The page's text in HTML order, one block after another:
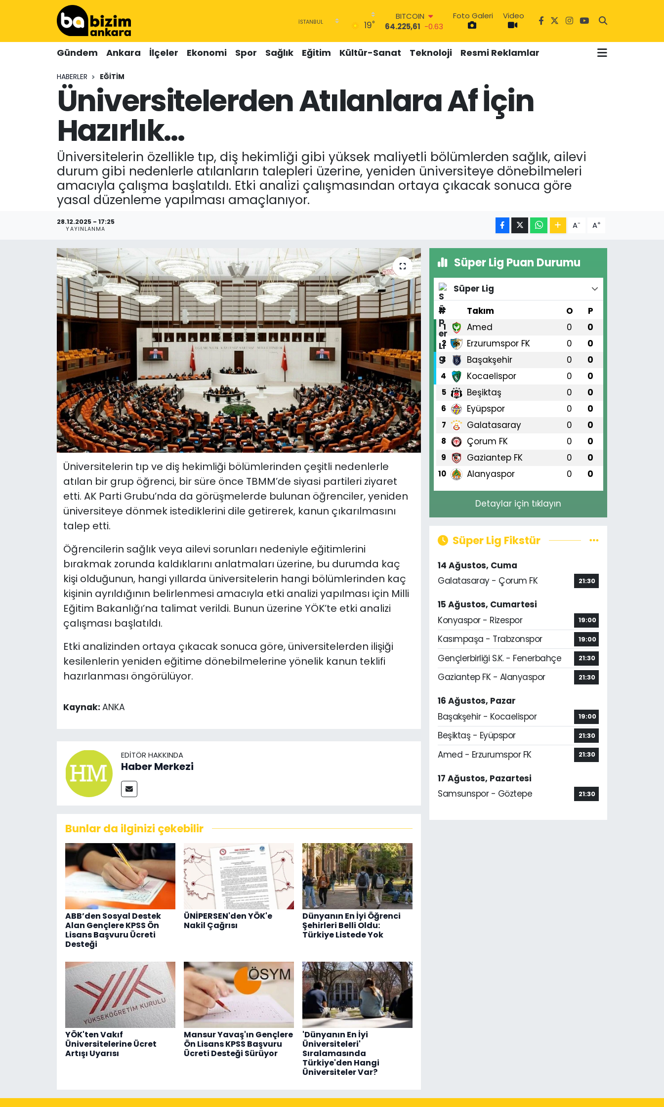
19°
BITCOIN
64.225,61 -0.63
47,7143
EURO
64,2463
GRAM ALTIN
6510.40 0.45
Foto Galeri Video
Gündem Ankara İlçeler Ekonomi Spor Sağlık Eğitim Kültür-Sanat Teknoloji Resmi Reklamlar
HABERLER EĞITIM
Üniversitelerden Atılanlara Af İçin
Hazırlık...
Üniversitelerin özellikle tıp, diş hekimliği gibi yüksek maliyetli bölümlerden sağlık, ailevi
durum gibi nedenlerle atılanların talepleri üzerine, yeniden üniversiteye dönebilmeleri
amacıyla çalışma başlatıldı. Etki analizi çalışmasından ortaya çıkacak sonuca göre
yasal düzenleme yapılması amaçlanıyor.
28.12.2025 - 17:25
YAYINLANMA A- A+
Üniversitelerin tıp ve diş hekimliği bölümlerinden çeşitli nedenlerle
atılan bir grup öğrenci, bir süre önce TBMM’de siyasi partileri ziyaret
etti. AK Parti Grubu’nda da görüşmelerde bulunan öğrenciler, yeniden
üniversiteye dönmek istediklerini dile getirerek, kanun çıkarılmasını
talep etti.
Öğrencilerin sağlık veya ailevi sorunları nedeniyle eğitimlerini
bırakmak zorunda kaldıklarını anlatmaları üzerine, bu durumda kaç
kişi olduğunun, hangi yıllarda üniversitelerin hangi bölümlerinden kaç
kişinin ayrıldığının belirlenmesi amacıyla etki analizi yapılması için Milli
Eğitim Bakanlığı’na talimat verildi. Bunun üzerine YÖK’te etki analizi
çalışması başlatıldı.
Etki analizinden ortaya çıkacak sonuca göre, üniversitelerden ilişiği
kesilenlerin yeniden eğitime dönebilmelerine yönelik kanun teklifi
hazırlanması öngörülüyor.
Kaynak: ANKA
EDITÖR HAKKINDA
Haber Merkezi
Bunlar da ilginizi çekebilir
ABB’den Sosyal Destek
Alan Gençlere KPSS Ön
Lisans Başvuru Ücreti
Desteği
ÜNİPERSEN'den YÖK'e
Nakil Çağrısı
Dünyanın En İyi Öğrenci
Şehirleri Belli Oldu:
Türkiye Listede Yok
YÖK'ten Vakıf
Üniversitelerine Ücret
Artışı Uyarısı
Mansur Yavaş'ın Gençlere
Ön Lisans KPSS Başvuru
Ücreti Desteği Sürüyor
'Dünyanın En İyi
Üniversiteleri'
Sıralamasında
Türkiye'den Hangi
Üniversiteler Var?
Süper Lig Puan Durumu
Süper Lig
#
Takım O P
1 Amed 0 0
2 Erzurumspor FK 0 0
3 Başakşehir 0 0
4 Kocaelispor 0 0
5 Beşiktaş 0 0
6 Eyüpspor 0 0
7 Galatasaray 0 0
8 Çorum FK 0 0
9 Gaziantep FK 0 0
10 Alanyaspor 0 0
Detaylar için tıklayın
Süper Lig Fikstür
14 Ağustos, Cuma
Galatasaray - Çorum FK
21:30
15 Ağustos, Cumartesi
Konyaspor - Rizespor
19:00
Kasımpaşa - Trabzonspor 19:00
Gençlerbirliği S.K. - Fenerbahçe 21:30
Gaziantep FK - Alanyaspor 21:30
16 Ağustos, Pazar
Başakşehir - Kocaelispor
19:00
Beşiktaş - Eyüpspor 21:30
Amed - Erzurumspor FK 21:30
17 Ağustos, Pazartesi
Samsunspor - Göztepe
21:30
Hava Durumu
Süper Lig Puan Durumu ve Fikstür
Tüm Manşetler
Son Dakika Haberleri
Haber Arşivi